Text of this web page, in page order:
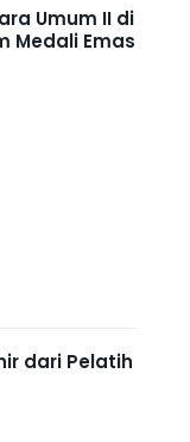
Umum II di
Medali Emas
dari Pelatih